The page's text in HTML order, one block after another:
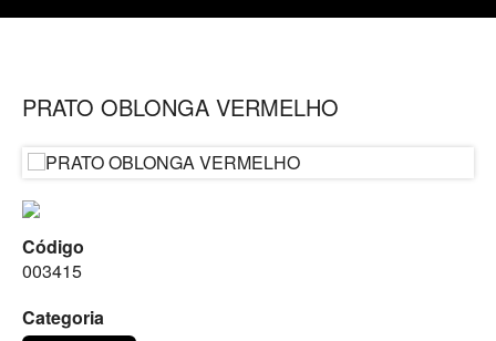
PRATO OBLONGA VERMELHO
Código
003415
Categoria